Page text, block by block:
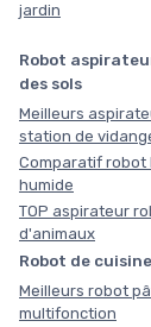
jardin
Robot
des sols
Meilleurs
station de
Comparatif robot
humide
TOP aspirateur
d'animaux
Robot de cuisine
Meilleurs robot
multifonction